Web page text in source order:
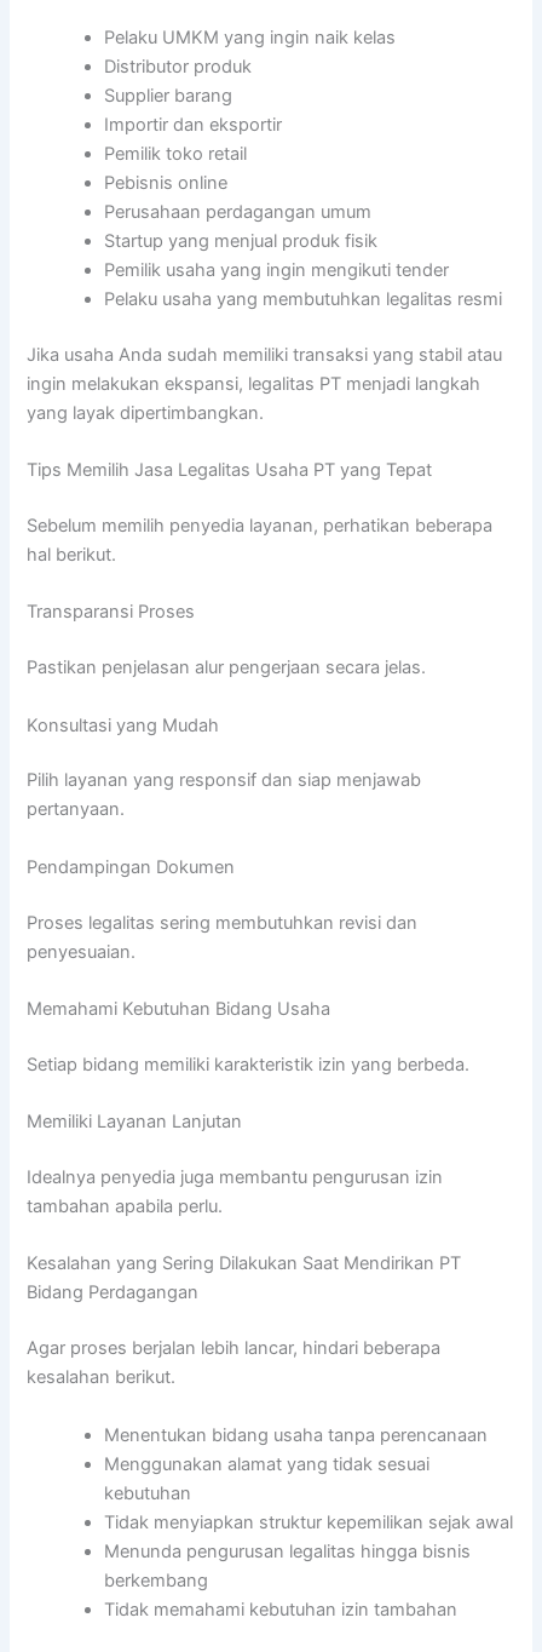
Pelaku UMKM yang ingin naik kelas
Distributor produk
Supplier barang
Importir dan eksportir
Pemilik toko retail
Pebisnis online
Perusahaan perdagangan umum
Startup yang menjual produk fisik
Pemilik usaha yang ingin mengikuti tender
Pelaku usaha yang membutuhkan legalitas resmi
Jika usaha Anda sudah memiliki transaksi yang stabil atau
ingin melakukan ekspansi, legalitas PT menjadi langkah
yang layak dipertimbangkan.
Tips Memilih Jasa Legalitas Usaha PT yang Tepat
Sebelum memilih penyedia layanan, perhatikan beberapa
hal berikut.
Transparansi Proses
Pastikan penjelasan alur pengerjaan secara jelas.
Konsultasi yang Mudah
Pilih layanan yang responsif dan siap menjawab
pertanyaan.
Pendampingan Dokumen
Proses legalitas sering membutuhkan revisi dan
penyesuaian.
Memahami Kebutuhan Bidang Usaha
Setiap bidang memiliki karakteristik izin yang berbeda.
Memiliki Layanan Lanjutan
Idealnya penyedia juga membantu pengurusan izin
tambahan apabila perlu.
Kesalahan yang Sering Dilakukan Saat Mendirikan PT
Bidang Perdagangan
Agar proses berjalan lebih lancar, hindari beberapa
kesalahan berikut.
Menentukan bidang usaha tanpa perencanaan
Menggunakan alamat yang tidak sesuai
kebutuhan
Tidak menyiapkan struktur kepemilikan sejak awal
Menunda pengurusan legalitas hingga bisnis
berkembang
Tidak memahami kebutuhan izin tambahan